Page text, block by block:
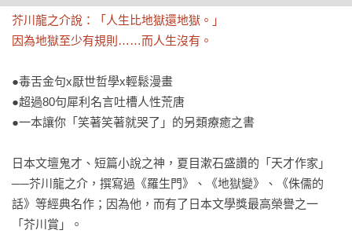
芥川龍之介說：「人生比地獄還地獄。」
因為地獄至少有規則……而人生沒有。
●毒舌金句x厭世哲學x輕鬆漫畫
●超過80句犀利名言吐槽人性荒唐
●一本讓你「笑著笑著就哭了」的另類療癒之書
日本文壇鬼才、短篇小說之神，夏目漱石盛讚的「天才作家」
──芥川龍之介，撰寫過《羅生門》、《地獄變》、《侏儒的
話》等經典名作；因為他，而有了日本文學獎最高榮譽之一
「芥川賞」。